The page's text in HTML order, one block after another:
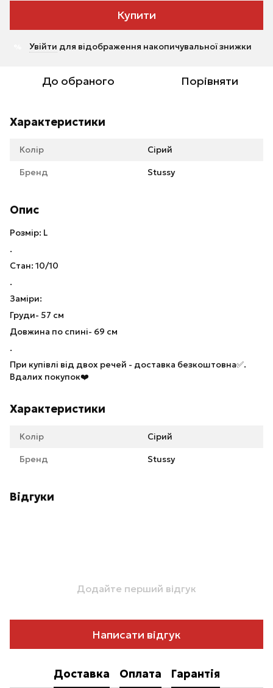
Купити
Увійти для відображення накопичувальної знижки
До обраного Порівняти
Характеристики
Колір Сірий
Бренд Stussy
Опис
Розмір: L
.
Стан: 10/10
.
Заміри:
Груди- 57 см
Довжина по спині- 69 см
.
При купівлі від двох речей - доставка безкоштовна✅.
Вдалих покупок❤️
Характеристики
Колір Сірий
Бренд Stussy
Відгуки
Додайте перший відгук
Написати відгук
Доставка Оплата Гарантія